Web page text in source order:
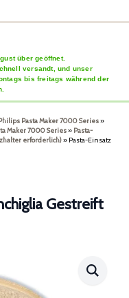
über geöffnet.
versandt, und unser
bis freitags während der
Pasta Maker 7000 Series»
Maker 7000 Series» Pasta-
erforderlich)» Pasta-Einsatz
Gestreift